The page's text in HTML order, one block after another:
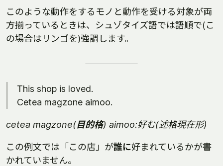
このような動作をするモノと動作を受ける対象が両
方揃っているときは、シュゾタイズ語では語順で(こ
の場合はリンゴを)強調します。
This shop is loved.
Cetea magzone aimoo.
cetea magzone(目的格) aimoo:好む(述格現在形)
この例文では「この店」が誰に好まれているかが書
かれていません。